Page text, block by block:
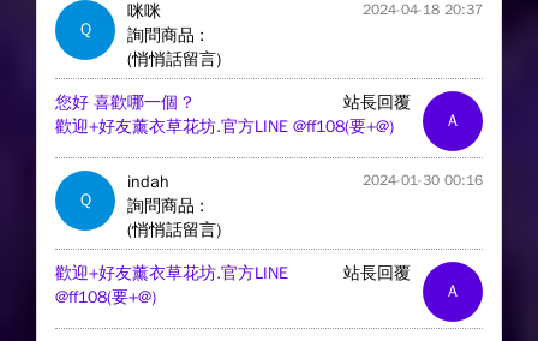
Q
咪咪 2024-04-18 20:37
詢問商品 :
(悄悄話留言)
A
站長回覆
您好 喜歡哪一個 ?
歡迎+好友薰衣草花坊.官方LINE @ff108(要+@)
Q
indah 2024-01-30 00:16
詢問商品 :
(悄悄話留言)
A
站長回覆
歡迎+好友薰衣草花坊.官方LINE
@ff108(要+@)